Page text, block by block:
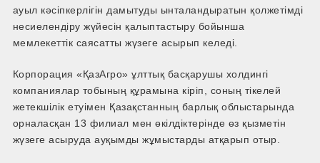
ауыл кәсіпкерлігін дамытуды ынталандыратын қолжетімді
несиелендіру жүйесін қалыптастыру бойынша
мемлекеттік саясатты жүзеге асырып келеді.
Корпорация «ҚазАгро» ұлттық басқарушы холдингі
компаниялар тобының құрамына кіріп, соның тікелей
жетекшілік етуімен Қазақстанның барлық облыстарында
орналасқан 13 филиал мен өкілдіктерінде өз қызметін
жүзеге асыруда ауқымды жұмыстарды атқарып отыр.